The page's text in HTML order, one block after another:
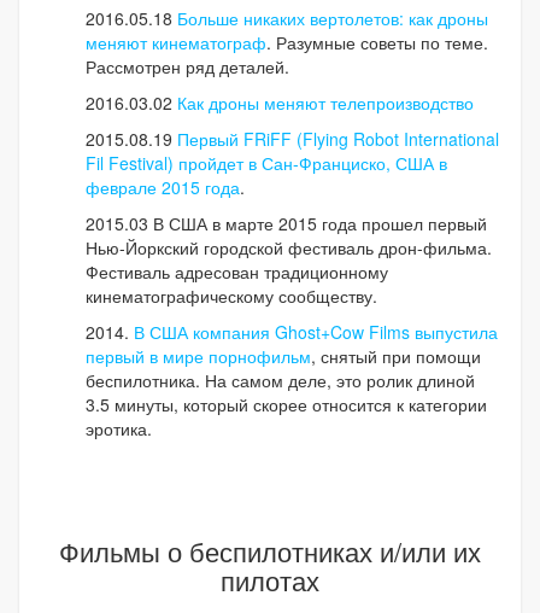
2016.05.18 Больше никаких вертолетов: как дроны
меняют кинематограф. Разумные советы по теме.
Рассмотрен ряд деталей.
2016.03.02 Как дроны меняют телепроизводство
2015.08.19 Первый FRiFF (Flying Robot International
Fil Festival) пройдет в Сан-Франциско, США в
феврале 2015 года.
2015.03 В США в марте 2015 года прошел первый
Нью-Йоркский городской фестиваль дрон-фильма.
Фестиваль адресован традиционному
кинематографическому сообществу.
2014. В США компания Ghost+Cow Films выпустила
первый в мире порнофильм, снятый при помощи
беспилотника. На самом деле, это ролик длиной
3.5 минуты, который скорее относится к категории
эротика.
Фильмы о беспилотниках и/или их
пилотах